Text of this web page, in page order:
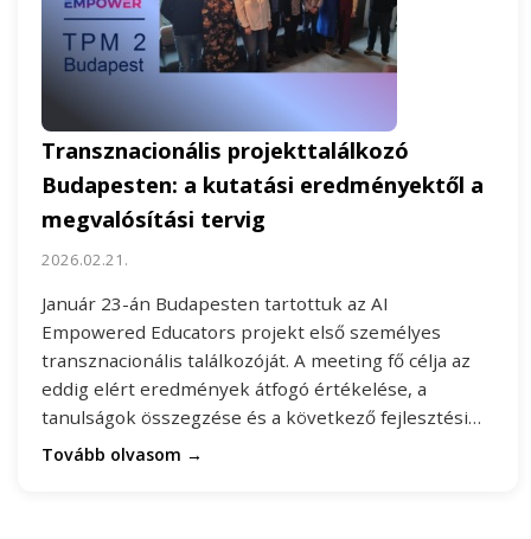
Transznacionális projekttalálkozó
Budapesten: a kutatási eredményektől a
megvalósítási tervig
2026.02.21.
Január 23-án Budapesten tartottuk az AI
Empowered Educators projekt első személyes
transznacionális találkozóját. A meeting fő célja az
eddig elért eredmények átfogó értékelése, a
tanulságok összegzése és a következő fejlesztési…
Tovább olvasom →